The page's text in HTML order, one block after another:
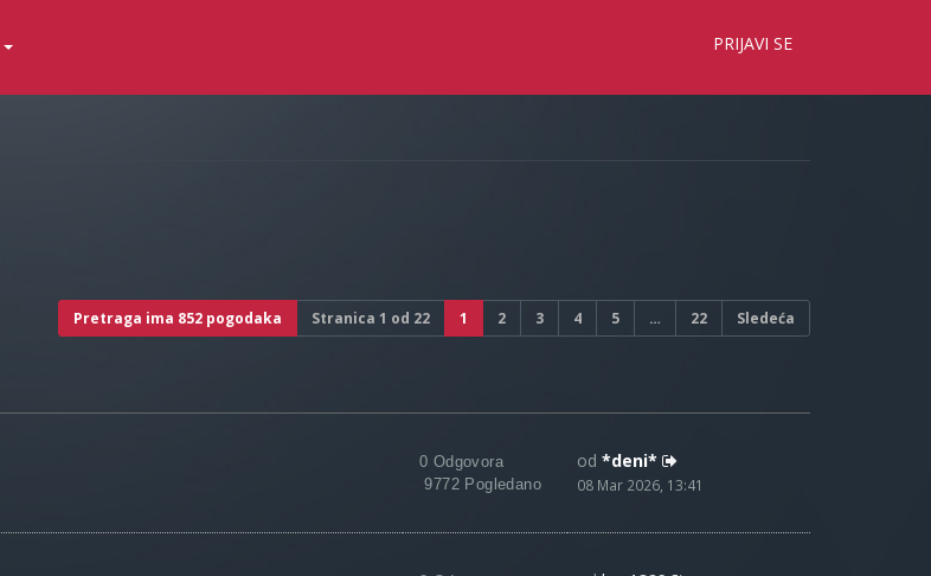
PRIJAVI SE
Pretraga ima 852 pogodaka Stranica 1 od 22 1 2 3 4 5 … 22 Sledeća
0 Odgovora
9772 Pogledano
od *deni*
08 Mar 2026, 13:41